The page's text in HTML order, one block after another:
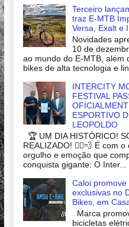
Terceiro
traz E-MTB
Versa, Exalt e
Novidades
10 de
ao mundo do E-MTB, além
bikes de alta tecnologia e
INTERCITY
FESTIVAL
ESPORTIVO
LEOPOLDO
🏆 UM DIA HISTÓRICO!
REALIZADO! 🚴‍♂️💨 É com
orgulho e emoção que
conquista gigante: O Inter...
Caloi
exclusivas no
Bikes, em
Marca
bicicletas